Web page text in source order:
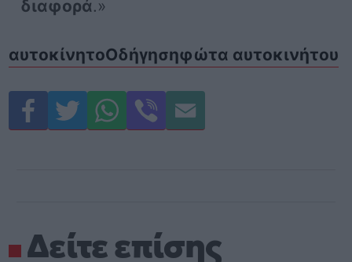
διαφορά.»
αυτοκίνητοΟδήγησηφώτα αυτοκινήτου
Δείτε επίσης